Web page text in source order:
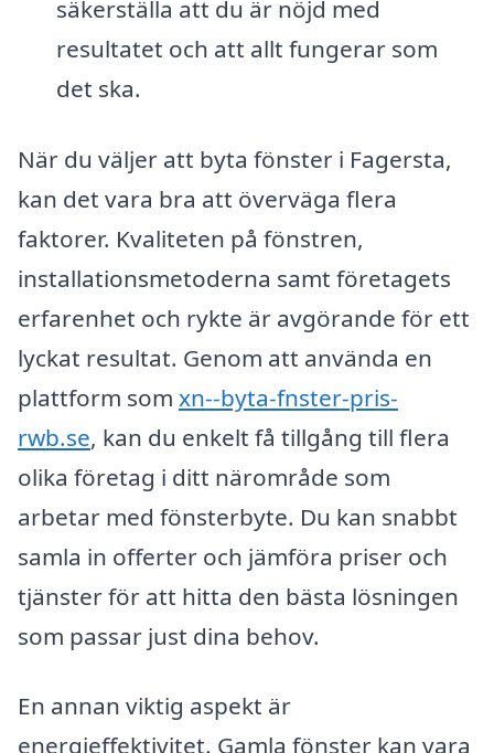
säkerställa att du är nöjd med
resultatet och att allt fungerar som
det ska.
När du väljer att byta fönster i Fagersta,
kan det vara bra att överväga flera
faktorer. Kvaliteten på fönstren,
installationsmetoderna samt företagets
erfarenhet och rykte är avgörande för ett
lyckat resultat. Genom att använda en
plattform som xn--byta-fnster-pris-
rwb.se, kan du enkelt få tillgång till flera
olika företag i ditt närområde som
arbetar med fönsterbyte. Du kan snabbt
samla in offerter och jämföra priser och
tjänster för att hitta den bästa lösningen
som passar just dina behov.
En annan viktig aspekt är
energieffektivitet. Gamla fönster kan vara